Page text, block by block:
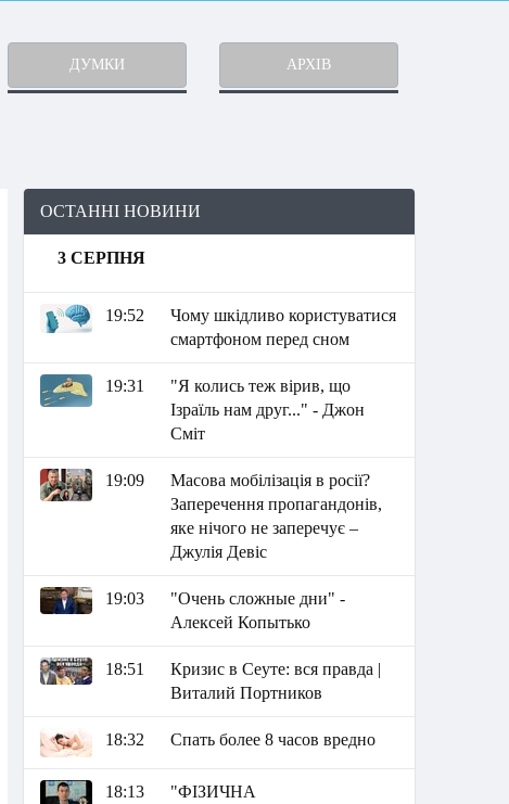
ДУМКИ АРХІВ
ОСТАННІ НОВИНИ
3 СЕРПНЯ
19:52
Чому шкідливо користуватися
смартфоном перед сном
19:31
"Я колись теж вірив, що
Ізраїль нам друг..." - Джон
Сміт
19:09
Масова мобілізація в росії?
Заперечення пропагандонів,
яке нічого не заперечує –
Джулія Девіс
19:03
"Очень сложные дни" -
Алексей Копытько
18:51
Кризис в Сеуте: вся правда |
Виталий Портников
18:32 Спать более 8 часов вредно
18:13
"ФІЗИЧНА